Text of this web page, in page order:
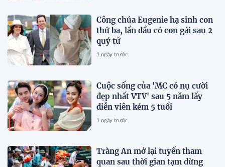
Công chúa Eugenie hạ sinh con
thứ ba, lần đầu có con gái sau 2
quý tử
1 ngày trước
Cuộc sống của 'MC có nụ cười
đẹp nhất VTV' sau 5 năm lấy
diễn viên kém 5 tuổi
1 ngày trước
Tràng An mở lại tuyến tham
quan sau thời gian tạm dừng